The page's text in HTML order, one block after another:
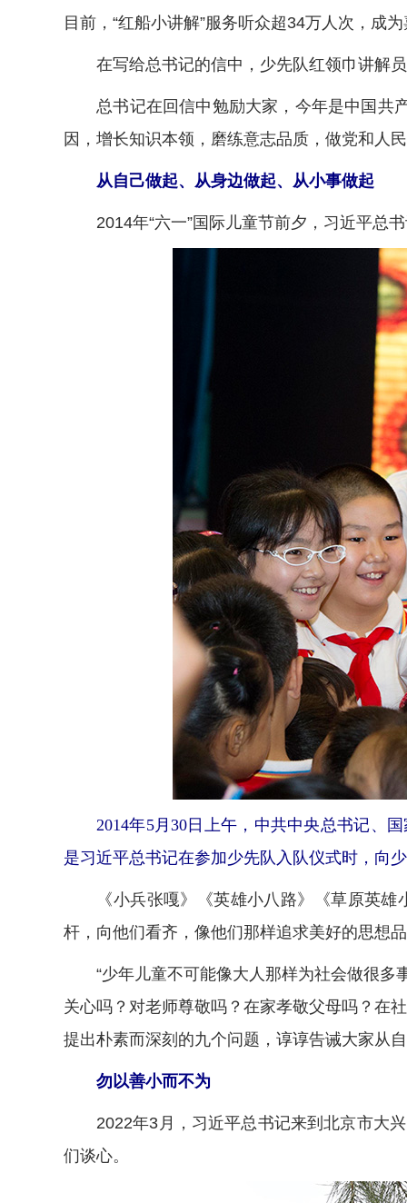
目前，“红船小讲解”服务听众超34万人次，成
在写给总书记的信中，少先队红领巾讲解员
总书记在回信中勉励大家，今年是中国共产
因，增长知识本领，磨练意志品质，做党和人
从自己做起、从身边做起、从小事做起
2014年“六一”国际儿童节前夕，习近平总书
2014年5月30日上午，中共中央总书记、
是习近平总书记在参加少先队入队仪式时，向
《小兵张嘎》《英雄小八路》《草原英雄
杆，向他们看齐，像他们那样追求美好的思想
“少年儿童不可能像大人那样为社会做很多
关心吗？对老师尊敬吗？在家孝敬父母吗？在
提出朴素而深刻的九个问题，谆谆告诫大家从
勿以善小而不为
2022年3月，习近平总书记来到北京市大兴
们谈心。